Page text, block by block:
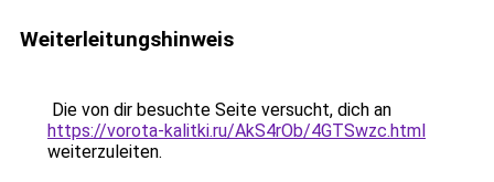
Weiterleitungshinweis
Die von dir besuchte Seite versucht, dich an
https://vorota-kalitki.ru/AkS4rOb/4GTSwzc.html
weiterzuleiten.